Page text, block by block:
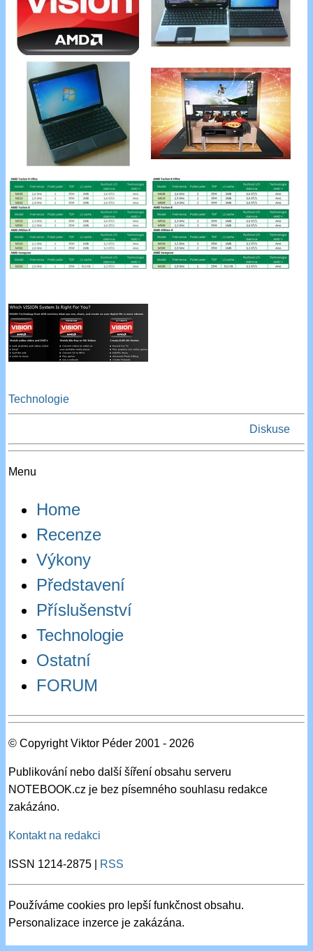
Technologie
Diskuse
Menu
Home
Recenze
Výkony
Představení
Příslušenství
Technologie
Ostatní
FORUM
© Copyright Viktor Péder 2001 - 2026
Publikování nebo další šíření obsahu serveru
NOTEBOOK.cz je bez písemného souhlasu redakce
zakázáno.
Kontakt na redakci
ISSN 1214-2875 | RSS
Používáme cookies pro lepší funkčnost obsahu.
Personalizace inzerce je zakázána.